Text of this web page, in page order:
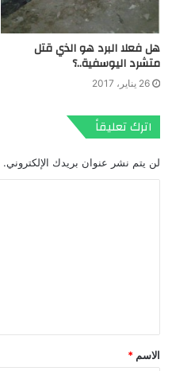
هل فعلا البرد هو الذي قتل
متشرد اليوسفية..؟
26 يناير، 2017
اترك تعليقاً
لن يتم نشر عنوان بريدك الإلكتروني.
الاسم *